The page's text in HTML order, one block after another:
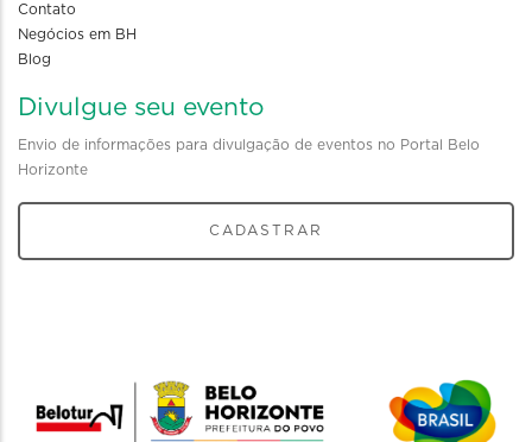
Contato
Negócios em BH
Blog
Divulgue seu evento
Envio de informações para divulgação de eventos no Portal Belo
Horizonte
CADASTRAR